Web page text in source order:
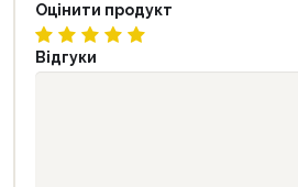
Оцінити продукт
Відгуки